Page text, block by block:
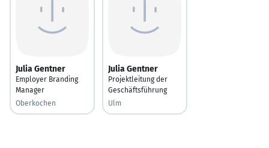
Julia Gentner
Employer Branding
Manager
Oberkochen
Julia Gentner
Projektleitung der
Geschäftsführung
Ulm